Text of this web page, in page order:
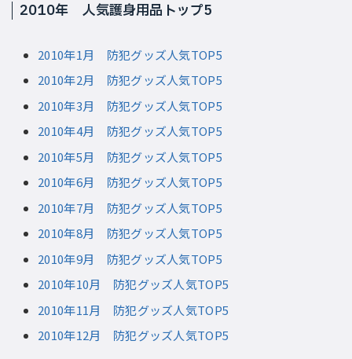
2010年 人気護身用品トップ5
2010年1月 防犯グッズ人気TOP5
2010年2月 防犯グッズ人気TOP5
2010年3月 防犯グッズ人気TOP5
2010年4月 防犯グッズ人気TOP5
2010年5月 防犯グッズ人気TOP5
2010年6月 防犯グッズ人気TOP5
2010年7月 防犯グッズ人気TOP5
2010年8月 防犯グッズ人気TOP5
2010年9月 防犯グッズ人気TOP5
2010年10月 防犯グッズ人気TOP5
2010年11月 防犯グッズ人気TOP5
2010年12月 防犯グッズ人気TOP5